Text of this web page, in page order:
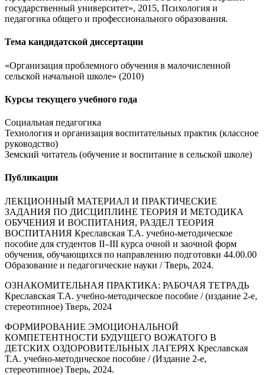
государственный университет», 2015, Психология и
педагогика общего и профессионального образования.
Тема кандидатской диссертации
«Организация проблемного обучения в малочисленной
сельской начальной школе» (2010)
Курсы текущего учебного года
Социальная педагогика
Технология и организация воспитательных практик (классное
руководство)
Земский читатель (обучение и воспитание в сельской школе)
Публикации
ЛЕКЦИОННЫЙ МАТЕРИАЛ И ПРАКТИЧЕСКИЕ
ЗАДАНИЯ ПО ДИСЦИПЛИНЕ ТЕОРИЯ И МЕТОДИКА
ОБУЧЕНИЯ И ВОСПИТАНИЯ, РАЗДЕЛ ТЕОРИЯ
ВОСПИТАНИЯ Креславская Т.А. учебно-методическое
пособие для студентов II–III курса очной и заочной форм
обучения, обучающихся по направлению подготовки 44.00.00
Образование и педагогические науки / Тверь, 2024.
ОЗНАКОМИТЕЛЬНАЯ ПРАКТИКА: РАБОЧАЯ ТЕТРАДЬ
Креславская Т.А. учебно-методическое пособие / (издание 2-е,
стереотипное) Тверь, 2024
ФОРМИРОВАНИЕ ЭМОЦИОНАЛЬНОЙ
КОМПЕТЕНТНОСТИ БУДУЩЕГО ВОЖАТОГО В
ДЕТСКИХ ОЗДОРОВИТЕЛЬНЫХ ЛАГЕРЯХ Креславская
Т.А. учебно-методическое пособие / (Издание 2-е,
стереотипное) Тверь, 2024.